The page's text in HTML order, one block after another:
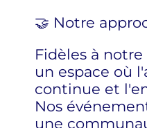
🤝 Notre
Fidèles à
un espace où
continue et
Nos
une